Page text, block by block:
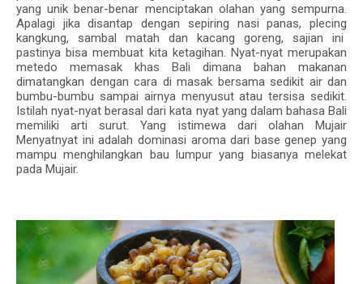
yang unik benar-benar menciptakan olahan yang sempurna.
Apalagi jika disantap dengan sepiring nasi panas, plecing
kangkung, sambal matah dan kacang goreng, sajian ini
pastinya bisa membuat kita ketagihan. Nyat-nyatmerupakan
metedo memasak khas Bali dimana bahan makanan
dimatangkan dengan cara di masak bersama sedikit air dan
bumbu-bumbu sampai airnya menyusut atau tersisa sedikit.
Istilahnyat-nyat berasal dari kata nyat yang dalam bahasa Bali
memiliki arti surut. Yang istimewa dari olahan Mujair
Menyatnyat ini adalah dominasi aroma dari base genep yang
mampu menghilangkan bau lumpur yang biasanya melekat
pada Mujair.